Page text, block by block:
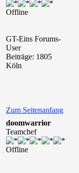
Offline
GT-Eins Forums-
User
Beiträge: 1805
Köln
Zum Seitenanfang
doomwarrior
Teamchef
Offline